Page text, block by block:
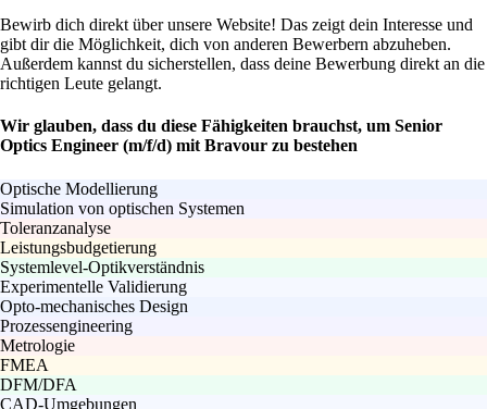
Bewirb dich direkt über unsere Website! Das zeigt dein Interesse und
gibt dir die Möglichkeit, dich von anderen Bewerbern abzuheben.
Außerdem kannst du sicherstellen, dass deine Bewerbung direkt an die
richtigen Leute gelangt.
Wir glauben, dass du diese Fähigkeiten brauchst, um Senior
Optics Engineer (m/f/d) mit Bravour zu bestehen
Optische Modellierung
Simulation von optischen Systemen
Toleranzanalyse
Leistungsbudgetierung
Systemlevel-Optikverständnis
Experimentelle Validierung
Opto-mechanisches Design
Prozessengineering
Metrologie
FMEA
DFM/DFA
CAD-Umgebungen